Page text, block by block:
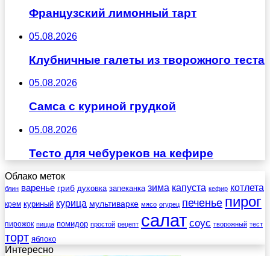
Французский лимонный тарт
05.08.2026
Клубничные галеты из творожного теста
05.08.2026
Самса с куриной грудкой
05.08.2026
Тесто для чебуреков на кефире
Облако меток
блин варенье гриб духовка запеканка зима капуста кефир котлета
крем куриный курица мультиварке мясо огурец печенье пирог
пирожок пицца помидор простой рецепт салат соус творожный тест
торт яблоко
Интересно